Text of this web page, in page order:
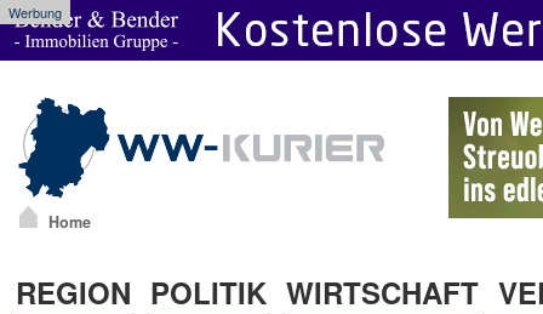
Werbung
Home
REGION POLITIK WIRTSCHAFT